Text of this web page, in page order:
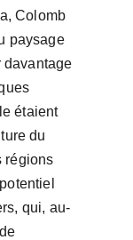
Colomb
paysage
davantage
étaient
du
régions
qui, au-